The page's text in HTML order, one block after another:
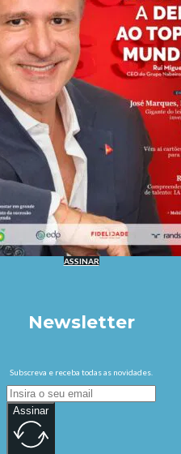
ASSINAR
Newsletter
Subscreva e receba todas as novidades.
Assinar